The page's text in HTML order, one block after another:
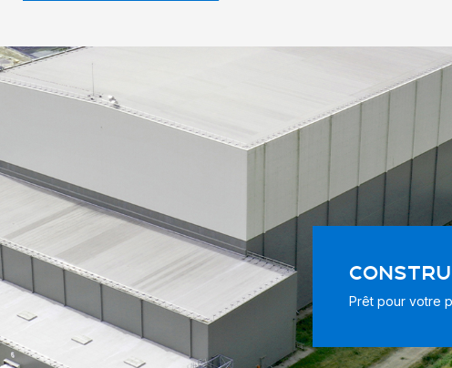
Prêt pour votre